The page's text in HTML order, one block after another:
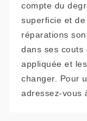
compte du
superficie et de
réparations
dans ses couts
appliquée et
changer. Pour
adressez-vous